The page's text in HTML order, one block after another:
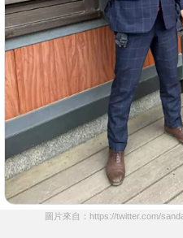
圖片來自：https://twitter.com/